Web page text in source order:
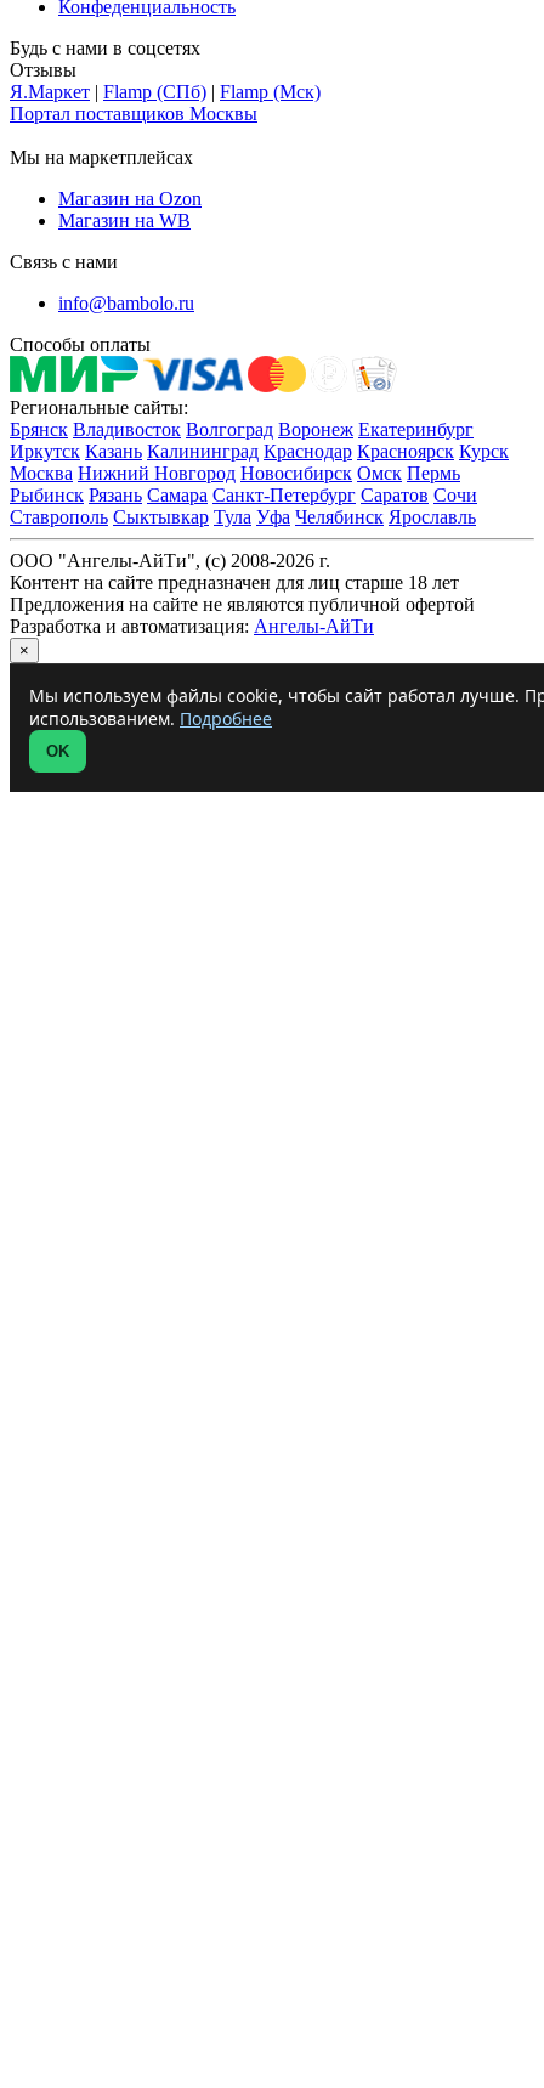
Конфеденциальность
Будь с нами в соцсетях
Отзывы
Я.Маркет | Flamp (СПб) | Flamp (Мск)
Портал поставщиков Москвы
Мы на маркетплейсах
Магазин на Ozon
Магазин на WB
Связь с нами
info@bambolo.ru
Способы оплаты
Региональные сайты:
Брянск Владивосток Волгоград Воронеж Екатеринбург
Иркутск Казань Калининград Краснодар Красноярск Курск
Москва Нижний Новгород Новосибирск Омск Пермь
Рыбинск Рязань Самара Санкт-Петербург Саратов Сочи
Ставрополь Сыктывкар Тула Уфа Челябинск Ярославль
ООО "Ангелы-АйТи", (c) 2008-2026 г.
Контент на сайте предназначен для лиц старше 18 лет
Предложения на сайте не являются публичной офертой
Разработка и автоматизация: Ангелы-АйТи
×
Мы используем файлы cookie, чтобы сайт работал лучше.
использованием. Подробнее
OK